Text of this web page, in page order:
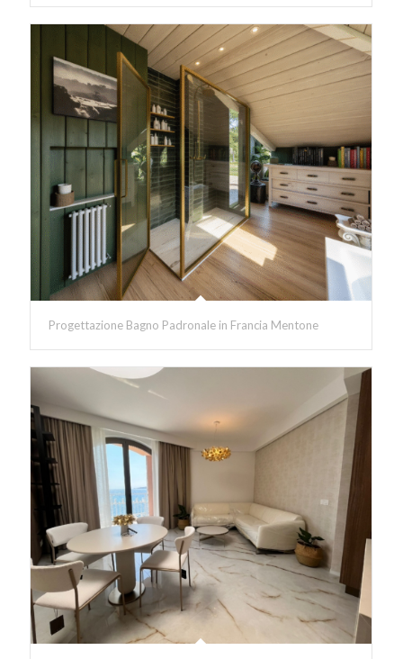
Progettazione Bagno Padronale in Francia Mentone